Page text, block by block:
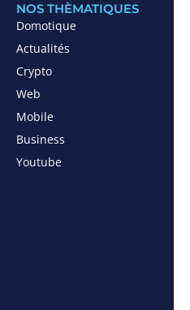
NOS THÈMATIQUES
Domotique
Actualités
Crypto
Web
Mobile
Business
Youtube